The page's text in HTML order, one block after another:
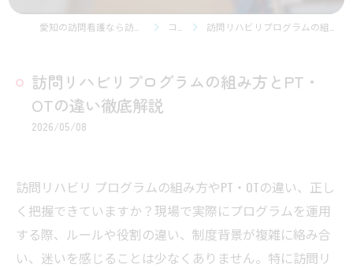
コラム 訪問リハビリプログラムの組み方とPT・OTの違い徹底解説
訪問リハビリプログラムの組み方とPT・
OTの違い徹底解説
2026/05/08
訪問リハビリ プログラムの組み方やPT・OTの違い、正し
く把握できていますか？現場で実際にプログラムを運用
する際、ルールや役割の違い、制度背景が複雑に絡み合
い、迷いを感じることは少なくありません。特に訪問リ